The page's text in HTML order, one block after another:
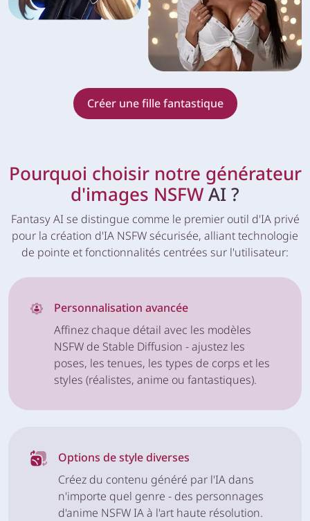
Créer une fille fantastique
Pourquoi choisir notre générateur
d'images NSFW AI ?
Fantasy AI se distingue comme le premier outil d'IA privé
pour la création d'IA NSFW sécurisée, alliant technologie
de pointe et fonctionnalités centrées sur l'utilisateur:
Personnalisation avancée
Affinez chaque détail avec les modèles
NSFW de Stable Diffusion - ajustez les
poses, les tenues, les types de corps et les
styles (réalistes, anime ou fantastiques).
Options de style diverses
Créez du contenu généré par l'IA dans
n'importe quel genre - des personnages
d'anime NSFW IA à l'art haute résolution.